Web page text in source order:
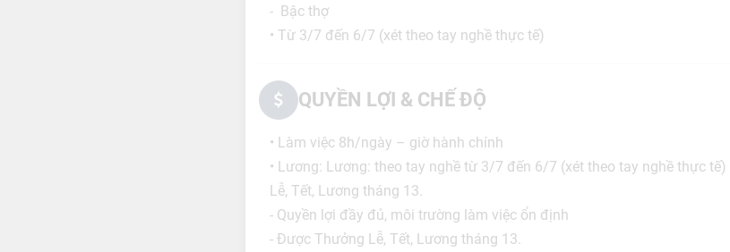
- Bậc thợ
• Từ 3/7 đến 6/7 (xét theo tay nghề thực tế)
QUYỀN LỢI & CHẾ ĐỘ
• Làm việc 8h/ngày – giờ hành chính
• Lương: Lương: theo tay nghề từ 3/7 đến 6/7 (xét theo tay nghề thực
Lễ, Tết, Lương tháng 13.
- Quyền lợi đầy đủ, môi trường làm việc ổn định
- Được Thưởng Lễ, Tết, Lương tháng 13.